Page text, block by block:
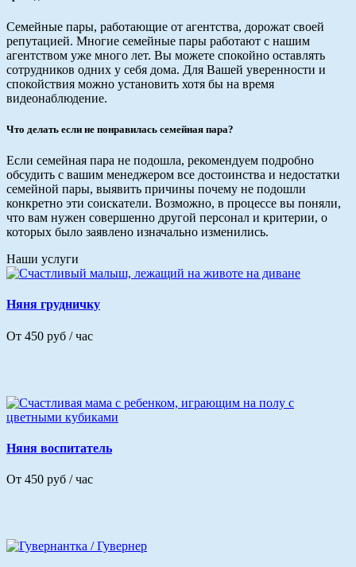
Семейные пары, работающие от агентства, дорожат своей
репутацией. Многие семейные пары работают с нашим
агентством уже много лет. Вы можете спокойно оставлять
сотрудников одних у себя дома. Для Вашей уверенности и
спокойствия можно установить хотя бы на время
видеонаблюдение.
Что делать если не понравилась семейная пара?
Если семейная пара не подошла, рекомендуем подробно
обсудить с вашим менеджером все достоинства и недостатки
семейной пары, выявить причины почему не подошли
конкретно эти соискатели. Возможно, в процессе вы поняли,
что вам нужен совершенно другой персонал и критерии, о
которых было заявлено изначально изменились.
Наши услуги
Няня грудничку
От 450 руб / час
Няня воспитатель
От 450 руб / час